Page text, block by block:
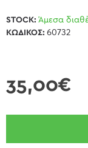
35,00€
STOCK: Άμεσα
ΚΩΔΙΚΌΣ: 60732